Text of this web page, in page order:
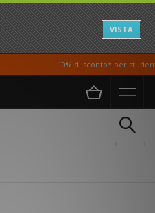
VISTA
10% di sconto* per